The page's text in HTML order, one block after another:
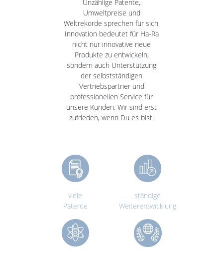
Unzählige Patente,
Umweltpreise und
Weltrekorde sprechen für sich.
Innovation bedeutet für Ha-Ra
nicht nur innovative neue
Produkte zu entwickeln,
sondern auch Unterstützung
der selbstständigen
Vertriebspartner und
professionellen Service für
unsere Kunden. Wir sind erst
zufrieden, wenn Du es bist.
viele
Patente
ständige
Weiterentwicklung